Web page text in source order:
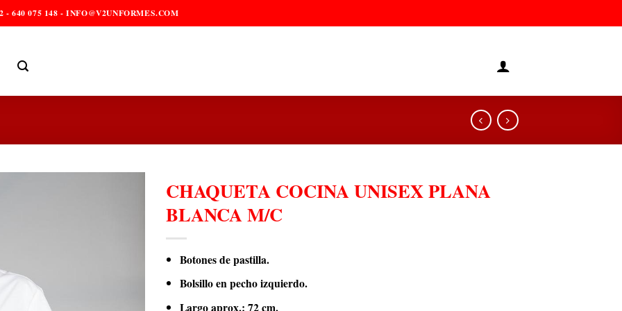
640 075 148 - INFO@V2UNFORMES.COM
CHAQUETA COCINA UNISEX PLANA
BLANCA M/C
Botones de pastilla.
Bolsillo en pecho izquierdo.
Largo aprox.: 72 cm.